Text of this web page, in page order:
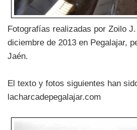
Fotografías realizadas por Zoilo
diciembre de 2013 en Pegalajar,
Jaén.
El texto y fotos siguientes han
lacharcadepegalajar.com